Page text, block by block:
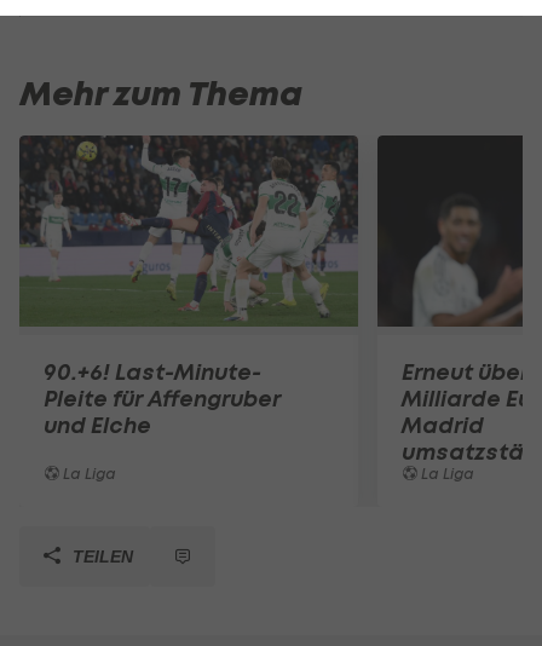
Mehr zum Thema
90.+6! Last-Minute-
Pleite für Affengruber
und Elche
La Liga
Erneut über
Milliarde
Madrid
La Liga
TEILEN